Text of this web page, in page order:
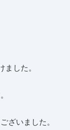
した。
ざいました。